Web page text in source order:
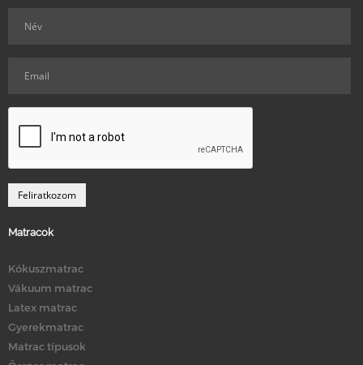
Matracok
Kókuszmatrac
Vákuum matrac
Latex matrac
Gyerekmatrac
Matrac típusok